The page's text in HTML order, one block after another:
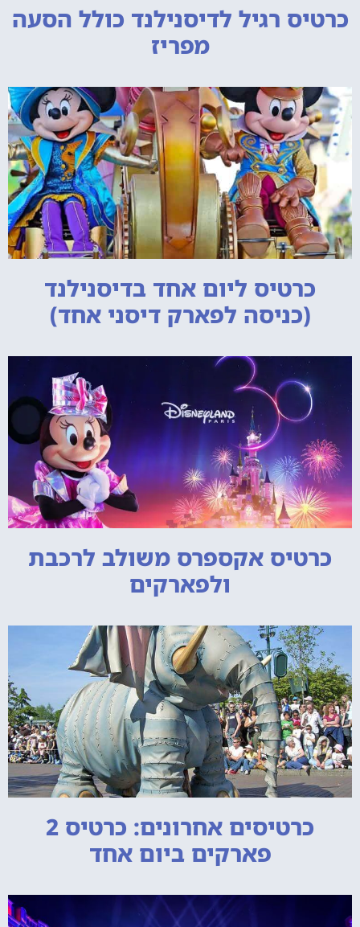
כרטיס רגיל לדיסנילנד כולל הסעה
מפריז
כרטיס ליום אחד בדיסנילנד
(כניסה לפארק דיסני אחד)
כרטיס אקספרס משולב לרכבת
ולפארקים
כרטיסים אחרונים: כרטיס 2
פארקים ביום אחד